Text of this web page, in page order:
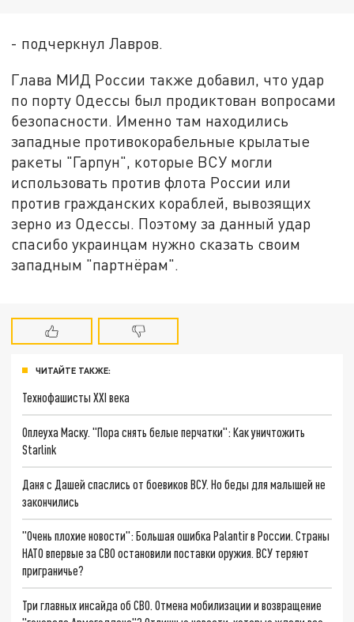
- подчеркнул Лавров.
Глава МИД России также добавил, что удар
по порту Одессы был продиктован вопросами
безопасности. Именно там находились
западные противокорабельные крылатые
ракеты "Гарпун", которые ВСУ могли
использовать против флота России или
против гражданских кораблей, вывозящих
зерно из Одессы. Поэтому за данный удар
спасибо украинцам нужно сказать своим
западным "партнёрам".
ЧИТАЙТЕ ТАКЖЕ:
Технофашисты XXI века
Оплеуха Маску. "Пора снять белые перчатки": Как уничтожить
Starlink
Даня с Дашей спаслись от боевиков ВСУ. Но беды для малышей не
закончились
"Очень плохие новости": Большая ошибка Palantir в России. Страны
НАТО впервые за СВО остановили поставки оружия. ВСУ теряют
приграничье?
Три главных инсайда об СВО. Отмена мобилизации и возвращение